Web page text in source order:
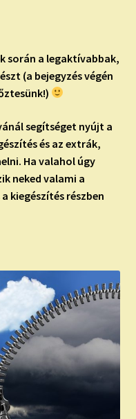
során a legaktívabbak,
(a bejegyzés végén
segítséget nyújt a
és az extrák,
Ha valahol úgy
neked valami a
kiegészítés részben